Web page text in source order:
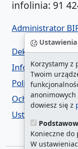
Korzystamy z
Twoim
anonimowych
dowiesz się z
Konieczne do
W
infolinia: 91
Administrator
Deklaracja
Informacja o
Polityka
Ochrona danych
Ustawienia cookies